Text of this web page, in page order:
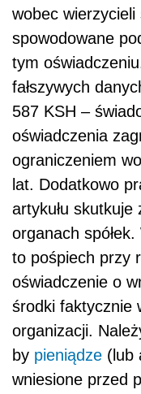
wobec wierzycieli
spowodowane
tym
fałszywych
587 KSH –
oświadczenia
ograniczeniem
lat. Dodatkowo
artykułu skutkuje
organach
to pośpiech przy
oświadczenie o
środki faktycznie
organizacji.
by pieniądze (lub
wniesione przed